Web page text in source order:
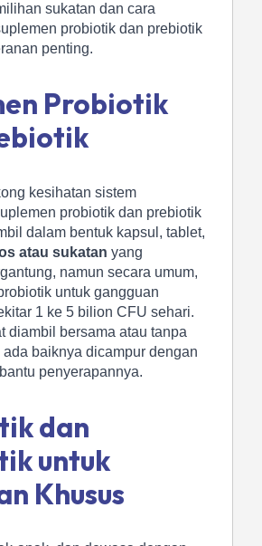
sukatan dan cara
probiotik dan prebiotik
penting.
Probiotik
kesihatan sistem
probiotik dan prebiotik
dalam bentuk kapsul, tablet,
atau sukatan yang
namun secara umum,
untuk gangguan
1 ke 5 bilion CFU sehari.
diambil bersama atau tanpa
ada baiknya dicampur dengan
penyerapannya.
dan
untuk
Khusus